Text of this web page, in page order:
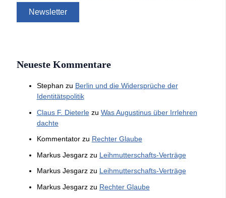
Neueste Kommentare
Stephan zu Berlin und die Widersprüche der
Identitätspolitik
Claus F. Dieterlezu Was Augustinus über Irrlehren
dachte
Kommentatorzu Rechter Glaube
Markus Jesgarzzu Leihmutterschafts-Verträge
Markus Jesgarzzu Leihmutterschafts-Verträge
Markus Jesgarzzu Rechter Glaube